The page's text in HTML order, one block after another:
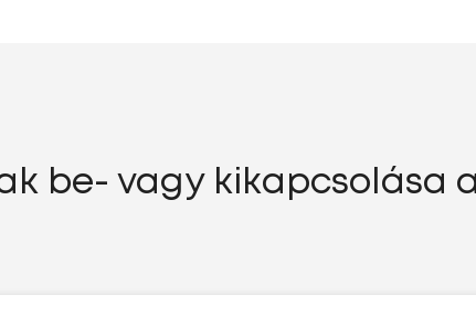
be- vagy kikapcsolása